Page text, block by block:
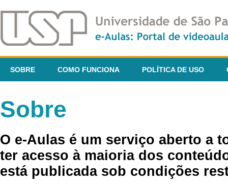
SOBRE COMO FUNCIONA POLÍTICA DE USO
Sobre
O e-Aulas é um serviço aberto a
ter acesso à maioria dos
está publicada sob condições